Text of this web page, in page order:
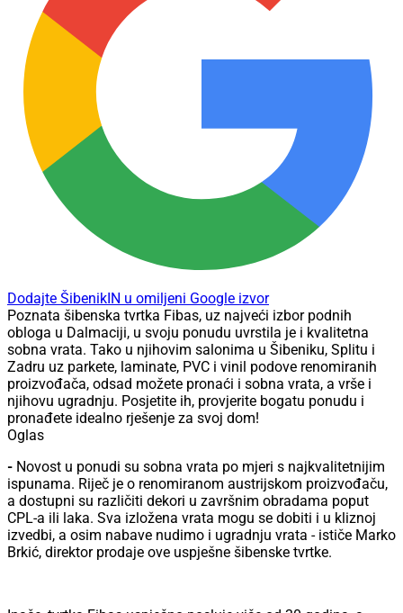
Dodajte ŠibenikIN u omiljeni Google izvor
Poznata šibenska tvrtka Fibas, uz najveći izbor podnih
obloga u Dalmaciji, u svoju ponudu uvrstila je i kvalitetna
sobna vrata. Tako u njihovim salonima u Šibeniku, Splitu i
Zadru uz parkete, laminate, PVC i vinil podove renomiranih
proizvođača, odsad možete pronaći i sobna vrata, a vrše i
njihovu ugradnju. Posjetite ih, provjerite bogatu ponudu i
pronađete idealno rješenje za svoj dom!
Oglas
- Novost u ponudi su sobna vrata po mjeri s najkvalitetnijim
ispunama. Riječ je o renomiranom austrijskom proizvođaču,
a dostupni su različiti dekori u završnim obradama poput
CPL-a ili laka. Sva izložena vrata mogu se dobiti i u kliznoj
izvedbi, a osim nabave nudimo i ugradnju vrata - ističe Marko
Brkić, direktor prodaje ove uspješne šibenske tvrtke.